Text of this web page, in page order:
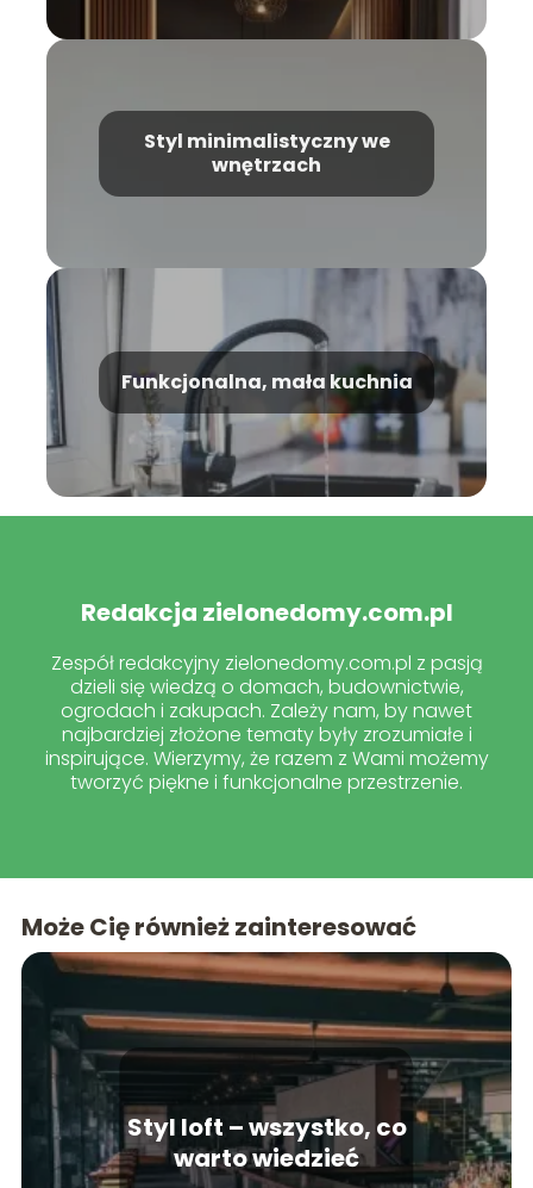
Styl minimalistyczny we
wnętrzach
Funkcjonalna, mała kuchnia
Redakcja zielonedomy.com.pl
Zespół redakcyjny zielonedomy.com.pl z pasją
dzieli się wiedzą o domach, budownictwie,
ogrodach i zakupach. Zależy nam, by nawet
najbardziej złożone tematy były zrozumiałe i
inspirujące. Wierzymy, że razem z Wami możemy
tworzyć piękne i funkcjonalne przestrzenie.
Może Cię również zainteresować
Styl loft – wszystko, co
warto wiedzieć